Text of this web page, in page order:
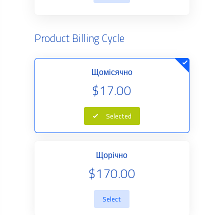
Product Billing Cycle
Щомісячно
$17.00
Selected
Щорічно
$170.00
Select